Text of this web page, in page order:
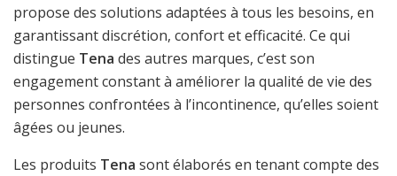
propose des solutions adaptées à tous les besoins, en
garantissant discrétion, confort et efficacité. Ce qui
distingue Tena des autres marques, c’est son
engagement constant à améliorer la qualité de vie des
personnes confrontées à l’incontinence, qu’elles soient
âgées ou jeunes.
Les produits Tena sont élaborés en tenant compte des